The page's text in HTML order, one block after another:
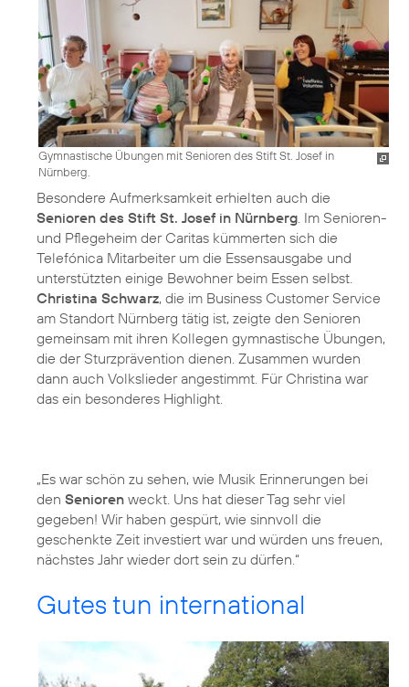
Gymnastische Übungen mit Senioren des Stift St. Josef in
Nürnberg.
Besondere Aufmerksamkeit erhielten auch die
Senioren des Stift St. Josef in Nürnberg. Im Senioren-
und Pflegeheim der Caritas kümmerten sich die
Telefónica Mitarbeiter um die Essensausgabe und
unterstützten einige Bewohner beim Essen selbst.
Christina Schwarz, die im Business Customer Service
am Standort Nürnberg tätig ist, zeigte den Senioren
gemeinsam mit ihren Kollegen gymnastische Übungen,
die der Sturzprävention dienen. Zusammen wurden
dann auch Volkslieder angestimmt. Für Christina war
das ein besonderes Highlight.
„Es war schön zu sehen, wie Musik Erinnerungen bei
den Senioren weckt. Uns hat dieser Tag sehr viel
gegeben! Wir haben gespürt, wie sinnvoll die
geschenkte Zeit investiert war und würden uns freuen,
nächstes Jahr wieder dort sein zu dürfen.“
Gutes tun international